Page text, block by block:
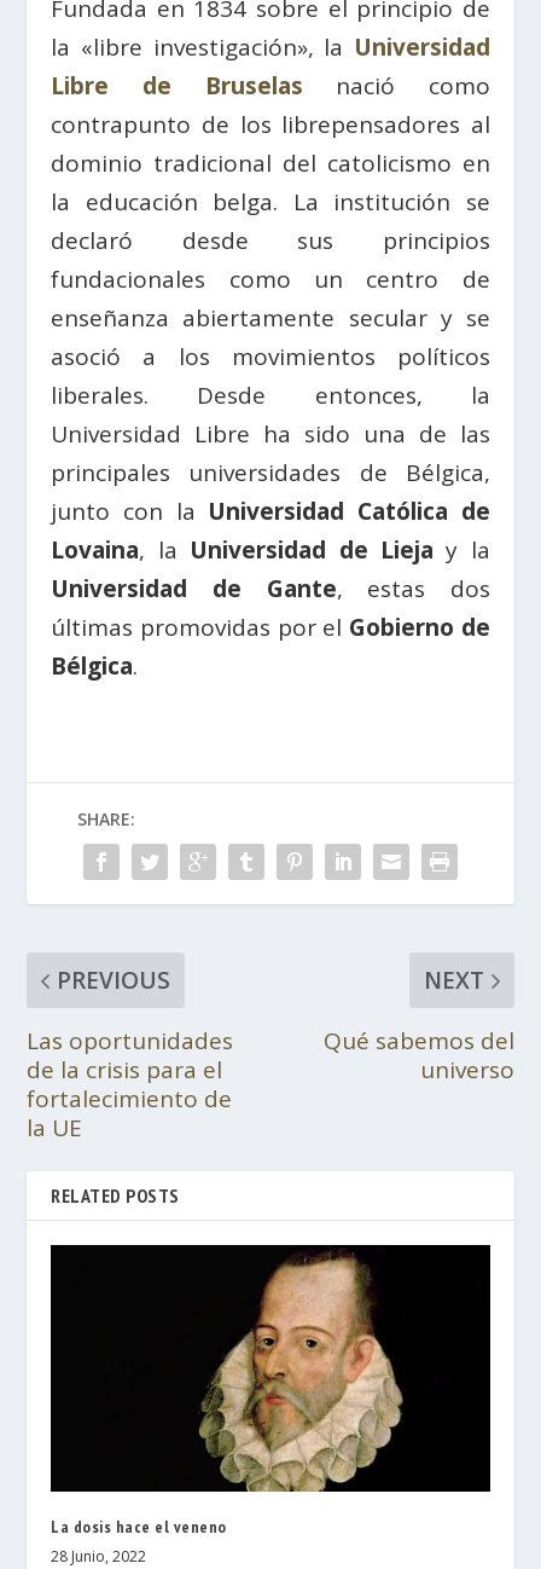
Fundada en 1834 sobre el principio de
la «libre investigación», la Universidad
Libre de Bruselas nació como
contrapunto de los librepensadores al
dominio tradicional del catolicismo en
la educación belga. La institución se
declaró desde sus principios
fundacionales como un centro de
enseñanza abiertamente secular y se
asoció a los movimientos políticos
liberales. Desde entonces, la
Universidad Libre ha sido una de las
principales universidades de Bélgica,
junto con la Universidad Católica de
Lovaina, la Universidad de Lieja y la
Universidad de Gante, estas dos
últimas promovidas por el Gobierno de
Bélgica.
SHARE:
PREVIOUS
Las oportunidades
de la crisis para el
fortalecimiento de
la UE
NEXT
Qué sabemos del
universo
RELATED POSTS
La dosis hace el veneno
28 Junio, 2022